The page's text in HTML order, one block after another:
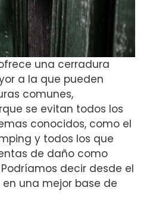
una cerradura
a la que pueden
comunes,
se evitan todos los
conocidos, como el
y todos los que
de daño como
decir desde el
una mejor base de